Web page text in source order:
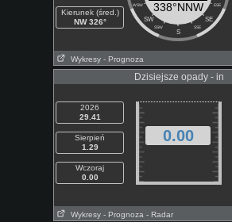
Kierunek (śred.)
NW 326°
SW
SE
S
WSW ESE
SSW SSE
338°NNW
Wykresy - Prognoza
Dzisiejsze opady - in
2026
29.41
Sierpień
1.29
Wczoraj
0.00
0.00
Wykresy - Prognoza - Radar